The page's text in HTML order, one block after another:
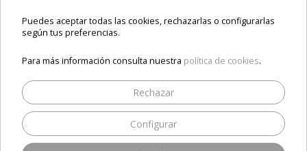
Nuestros clientes, nuestro mejor aval
Puedes aceptar todas las cookies, rechazarlas o configurarlas
según tus preferencias.
Para más información consulta nuestra política de cookies.
Rechazar
Configurar